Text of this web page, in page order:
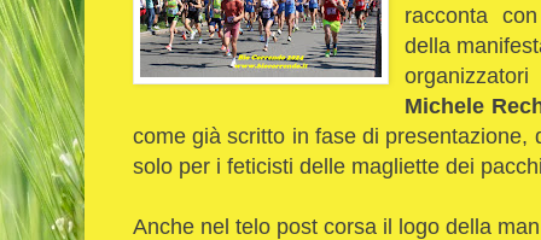
racconta
della
Michele
come già scritto in fase di
solo per i feticisti delle magliette dei
Anche nel telo post corsa il logo della